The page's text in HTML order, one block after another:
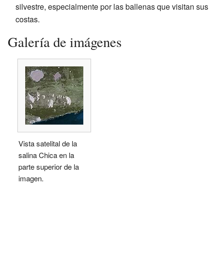
silvestre, especialmente por las ballenas que visitan sus
costas.
Galería de imágenes
Vista satelital de la
salina Chica en la
parte superior de la
imagen.